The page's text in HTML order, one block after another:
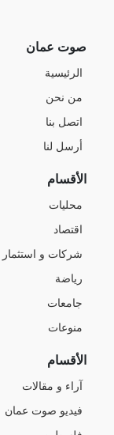
صوت عمان
الرئيسية
من نحن
اتصل بنا
أرسل لنا
الأقسام
محليات
اقتصاد
شركات و استثمار
رياضة
جامعات
منوعات
الأقسام
آراء و مقالات
فيديو صوت عمان